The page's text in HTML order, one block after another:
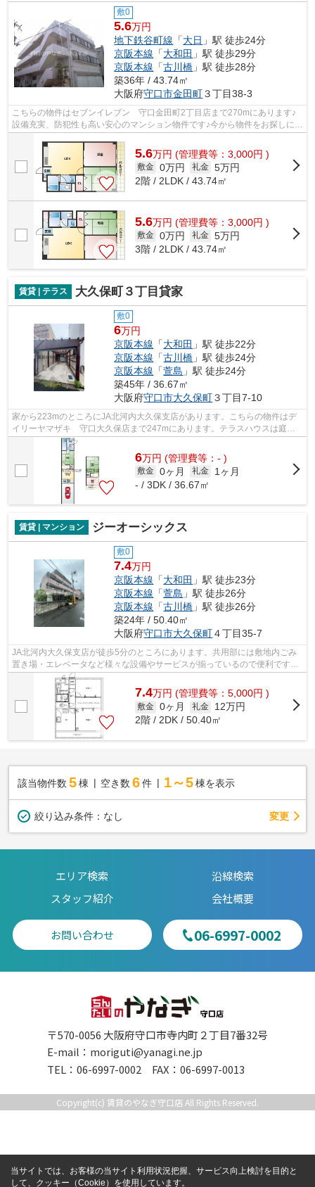
敷0
5.6万円
地下鉄谷町線 「大日 」駅 徒歩24分
京阪本線 「大和田 」駅 徒歩29分
京阪本線 「古川橋 」駅 徒歩28分
築36年 / 43.74㎡
大阪府守口市金田町３丁目38-3
こちらの物件はセブンイレブン 守口金田町2丁目店まで270mにあります♪
設備充実、防犯性も高い安心のマンション物件です♪今から物件をお探しにな
5.6万円 (管理費等：3,000円 )
敷金 0万円 礼金 5万円
2階 / 2LDK / 43.74㎡
5.6万円 (管理費等：3,000円 )
敷金 0万円 礼金 5万円
3階 / 2LDK / 43.74㎡
賃貸 | テラス 大久保町３丁目貸家
敷0
6万円
京阪本線 「大和田 」駅 徒歩22分
京阪本線 「古川橋 」駅 徒歩24分
京阪本線 「萱島 」駅 徒歩24分
築45年 / 36.67㎡
大阪府守口市大久保町３丁目7-10
家から223mのところにJA北河内大久保支店があります。こちらの物件はデ
イリーヤマザキ 守口大久保店まで247mにあります。テラスハウスは庭も
独立しており、ガーデニングなども楽しめ...
6万円 (管理費等：- )
敷金 0ヶ月 礼金
1ヶ月
- / 3DK / 36.67㎡
賃貸 | マンション ジーオーシックス
敷0
7.4万円
京阪本線 「大和田 」駅 徒歩23分
京阪本線 「萱島 」駅 徒歩26分
京阪本線 「古川橋 」駅 徒歩26分
築24年 / 50.40㎡
大阪府守口市大久保町４丁目35-7
JA北河内大久保支店が徒歩5分のところにあります。共用部には敷地内ごみ
置き場・エレベータなど様々な設備やサービスが揃っているので便利です。
冬場の換気にも適した、風通しの良い湿...
7.4万円 (管理費等：5,000円 )
敷金 0ヶ月 礼金
12万円
2階 / 2DK / 50.40㎡
該当物件数 5棟 空き数 6 件 1～5 棟を表示
絞り込み条件： なし 変更
エリア検索
沿線検索
スタッフ紹介
会社概要
お問い合わせ 06-6997-0002
〒570-0056 大阪府守口市寺内町２丁目7番32号
E-mail： moriguti@yanagi.ne.jp
TEL：06-6997-0002 FAX：06-6997-0013
Copyright(c) 賃貸のやなぎ守口店 All Rights Reserved.
当サイトでは、お客様の当サイト利用状況把握、サービス向上検討を目的と
して、クッキー（Cookie）を使用しています。